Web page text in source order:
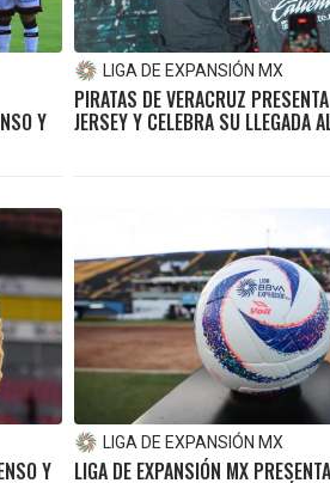
Y
LIGA DE EXPANSIÓN MX
PIRATAS DE VERACRUZ
JERSEY Y CELEBRA SU LLEGADA
Y
LIGA DE EXPANSIÓN MX
LIGA DE EXPANSIÓN MX